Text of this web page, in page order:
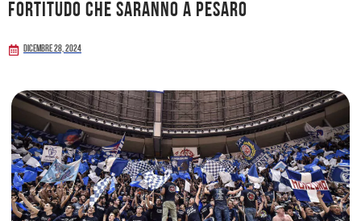
Fortitudo che saranno a Pesaro
Dicembre 28, 2024